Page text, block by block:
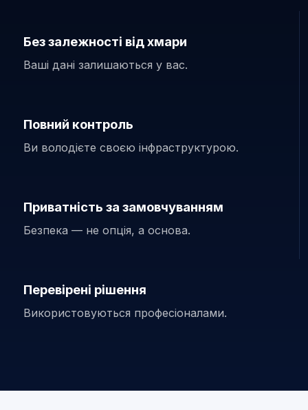
Без залежності від хмари
Ваші дані залишаються у вас.
Повний контроль
Ви володієте своєю інфраструктурою.
Приватність за замовчуванням
Безпека — не опція, а основа.
Перевірені рішення
Використовуються професіоналами.